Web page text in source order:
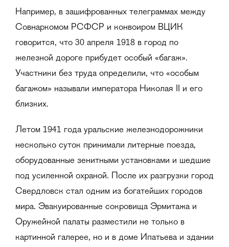
Например, в зашифрованных телеграммах между
Совнаркомом РСФСР и конвоиром ВЦИК
говорится, что 30 апреля 1918 в город по
железной дороге прибудет особый «багаж».
Участники без труда определили, что «особым
багажом» называли императора Николая II и его
близких.
Летом 1941 года уральские железнодорожники
несколько суток принимали литерные поезда,
оборудованные зенитными установками и шедшие
под усиленной охраной. После их разгрузки город
Свердловск стал одним из богатейших городов
мира. Эвакуированные сокровища Эрмитажа и
Оружейной палаты разместили не только в
картинной галерее, но и в доме Ипатьева и здании